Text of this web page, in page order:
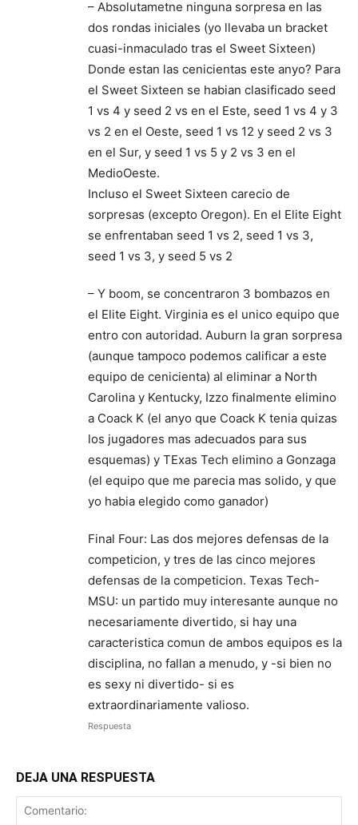
– Absolutametne ninguna sorpresa en las
dos rondas iniciales (yo llevaba un bracket
cuasi-inmaculado tras el Sweet Sixteen)
Donde estan las cenicientas este anyo? Para
el Sweet Sixteen se habian clasificado seed
1 vs 4 y seed 2 vs en el Este, seed 1 vs 4 y 3
vs 2 en el Oeste, seed 1 vs 12 y seed 2 vs 3
en el Sur, y seed 1 vs 5 y 2 vs 3 en el
MedioOeste.
Incluso el Sweet Sixteen carecio de
sorpresas (excepto Oregon). En el Elite Eight
se enfrentaban seed 1 vs 2, seed 1 vs 3,
seed 1 vs 3, y seed 5 vs 2
– Y boom, se concentraron 3 bombazos en
el Elite Eight. Virginia es el unico equipo que
entro con autoridad. Auburn la gran sorpresa
(aunque tampoco podemos calificar a este
equipo de cenicienta) al eliminar a North
Carolina y Kentucky, Izzo finalmente elimino
a Coack K (el anyo que Coack K tenia quizas
los jugadores mas adecuados para sus
esquemas) y TExas Tech elimino a Gonzaga
(el equipo que me parecia mas solido, y que
yo habia elegido como ganador)
Final Four: Las dos mejores defensas de la
competicion, y tres de las cinco mejores
defensas de la competicion. Texas Tech-
MSU: un partido muy interesante aunque no
necesariamente divertido, si hay una
caracteristica comun de ambos equipos es la
disciplina, no fallan a menudo, y -si bien no
es sexy ni divertido- si es
extraordinariamente valioso.
Respuesta
DEJA UNA RESPUESTA